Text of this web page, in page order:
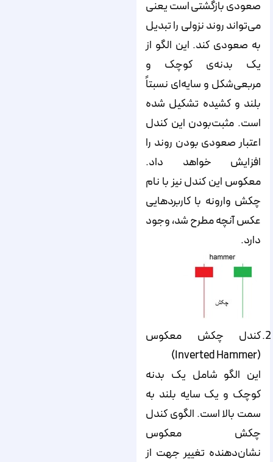
صعودی بازگشتی است یعنی
می‌‌‌‌‌تواند روند نزولی را تبدیل
به صعودی کند. این الگو از
یک بدنه‌‌‌‌‌ی کوچک و
مربعی‌شکل و سایه‌‌‌‌‌ای نسبتاً
بلند و کشیده تشکیل شده
است. مثبت‌بودن این کندل
اعتبار صعودی بودن روند را
افزایش خواهد داد.
معکوس این کندل نیز با نام
چکش وارونه با کاربردهایی
عکس آنچه مطرح شد، وجود
دارد.
کندل چکش معکوس
(Inverted Hammer)
این الگو شامل یک بدنه
کوچک و یک سایه بلند به
سمت بالا است. الگوی کندل
چکش معکوس
نشان‌دهنده تغییر جهت از